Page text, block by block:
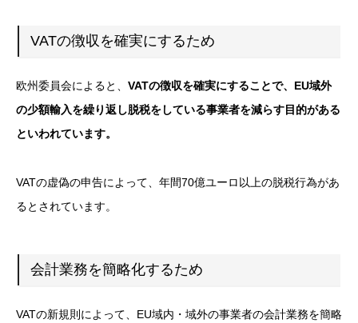
VATの徴収を確実にするため
欧州委員会によると、 VATの徴収を確実にすることで、EU域外
の少額輸入を繰り返し脱税をしている事業者を減らす目的がある
といわれています。
VATの虚偽の申告によって、年間70億ユーロ以上の脱税行為があ
るとされています。
会計業務を簡略化するため
VATの新規則によって、EU域内・域外の事業者の会計業務を簡略